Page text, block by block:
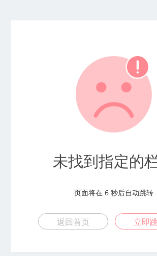
未找到指定的
页面将在 6 秒后自动跳转
返回首页 立即